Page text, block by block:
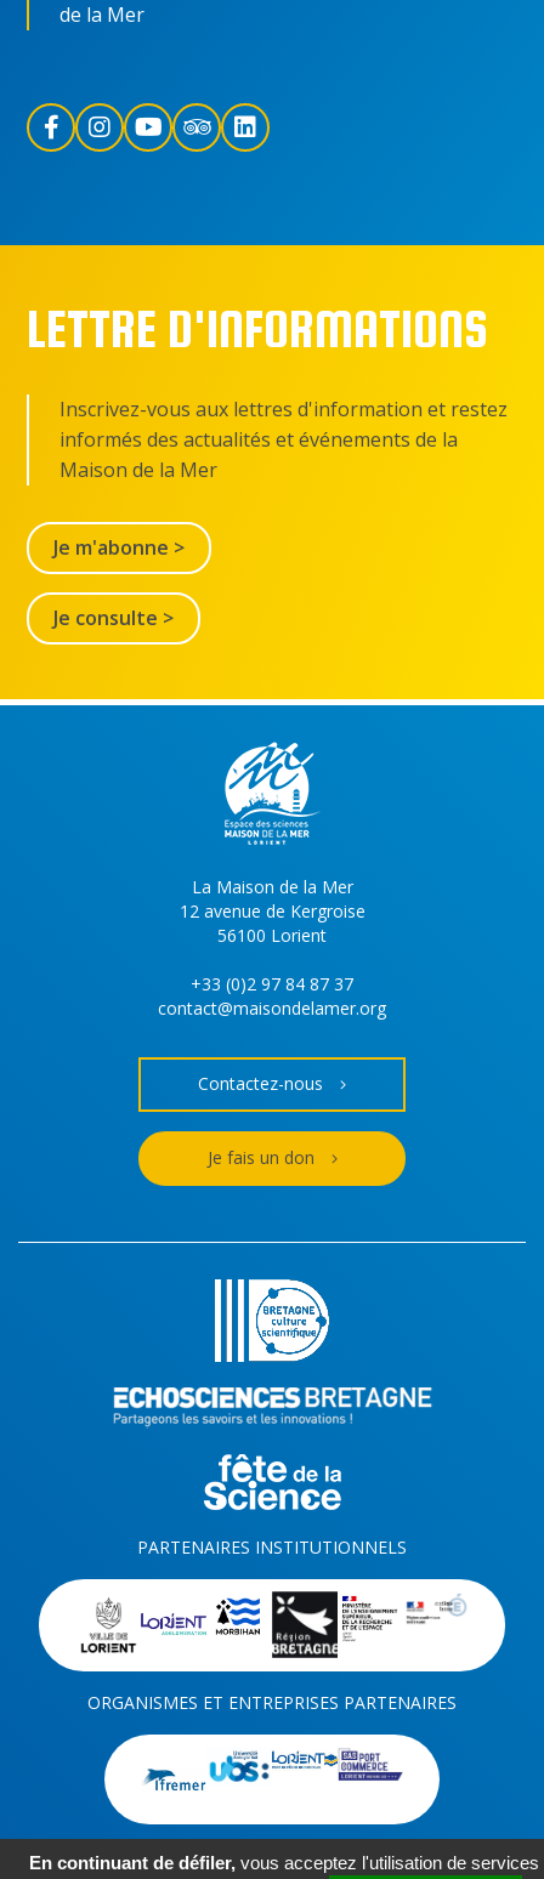
de la Mer
LETTRE D'INFORMATIONS
Inscrivez-vous aux lettres d'information et restez
informés des actualités et événements de la
Maison de la Mer
Je m'abonne >
Je consulte >
La Maison de la Mer
12 avenue de Kergroise
56100 Lorient
+33 (0)2 97 84 87 37
contact@maisondelamer.org
Contactez-nous
Je fais un don
PARTENAIRES INSTITUTIONNELS
ORGANISMES ET ENTREPRISES PARTENAIRES
En continuant de défiler, vous acceptez l'utilisation de services